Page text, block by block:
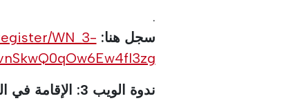
.
سجل هنا: WN_3-
ندوة الويب 3: الإقامة في البرتغال (الأربعاء 24 يونيو 2026 الساعة 4 مساءً)